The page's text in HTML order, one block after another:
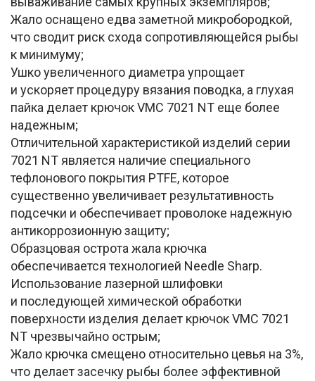
Жало оснащено едва заметной микробородкой,
что сводит риск схода сопротивляющейся рыбы
к минимуму;
Ушко увеличенного диаметра упрощает
и ускоряет процедуру вязания поводка, а глухая
пайка делает крючок VMC 7021 NT еще более
надежным;
Отличительной характеристикой изделий серии
7021 NT является наличие специального
тефлонового покрытия PTFE, которое
существенно увеличивает результативность
подсечки и обеспечивает проволоке надежную
антикоррозионную защиту;
Образцовая острота жала крючка
обеспечивается технологией Needle Sharp.
Использование лазерной шлифовки
и последующей химической обработки
поверхности изделия делает крючок VMC 7021
NT чрезвычайно острым;
Жало крючка смещено относительно цевья на 3%,
что делает засечку рыбы более эффективной